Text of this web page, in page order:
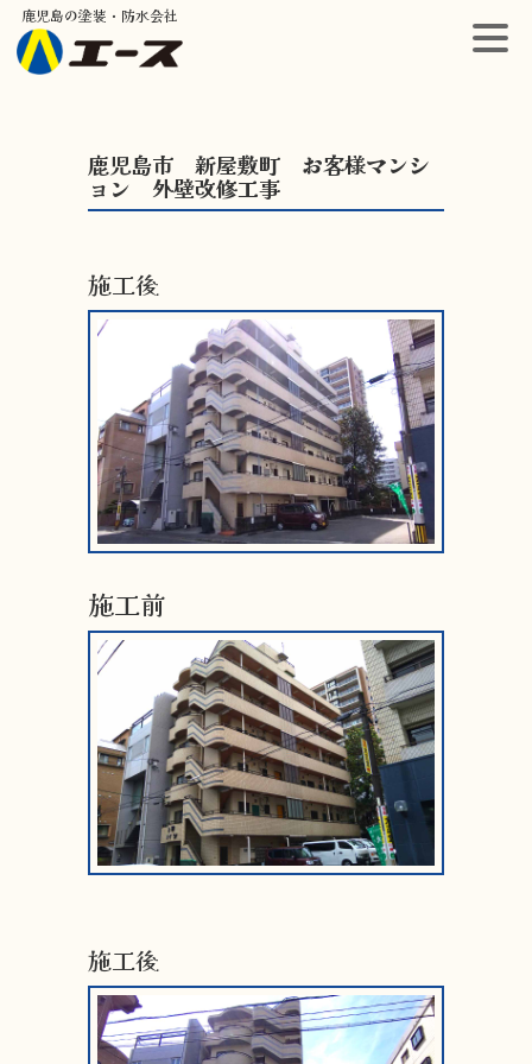
鹿児島の塗装・防水会社
鹿児島市 新屋敷町 お客様マンシ
ョン 外壁改修工事
施工後
施工前
施工後